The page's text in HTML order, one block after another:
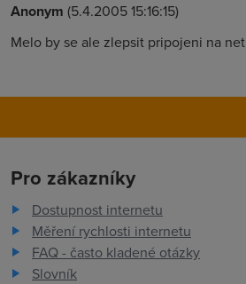
Anonym (5.4.2005 15:16:15)
Melo by se ale zlepsit pripojeni na net
Pro zákazníky
Dostupnost internetu
Měření rychlosti internetu
FAQ - často kladené otázky
Slovník